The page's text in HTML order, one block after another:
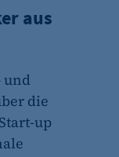
aus
und
die
up